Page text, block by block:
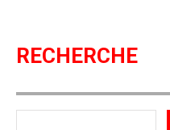
RECHERCHE